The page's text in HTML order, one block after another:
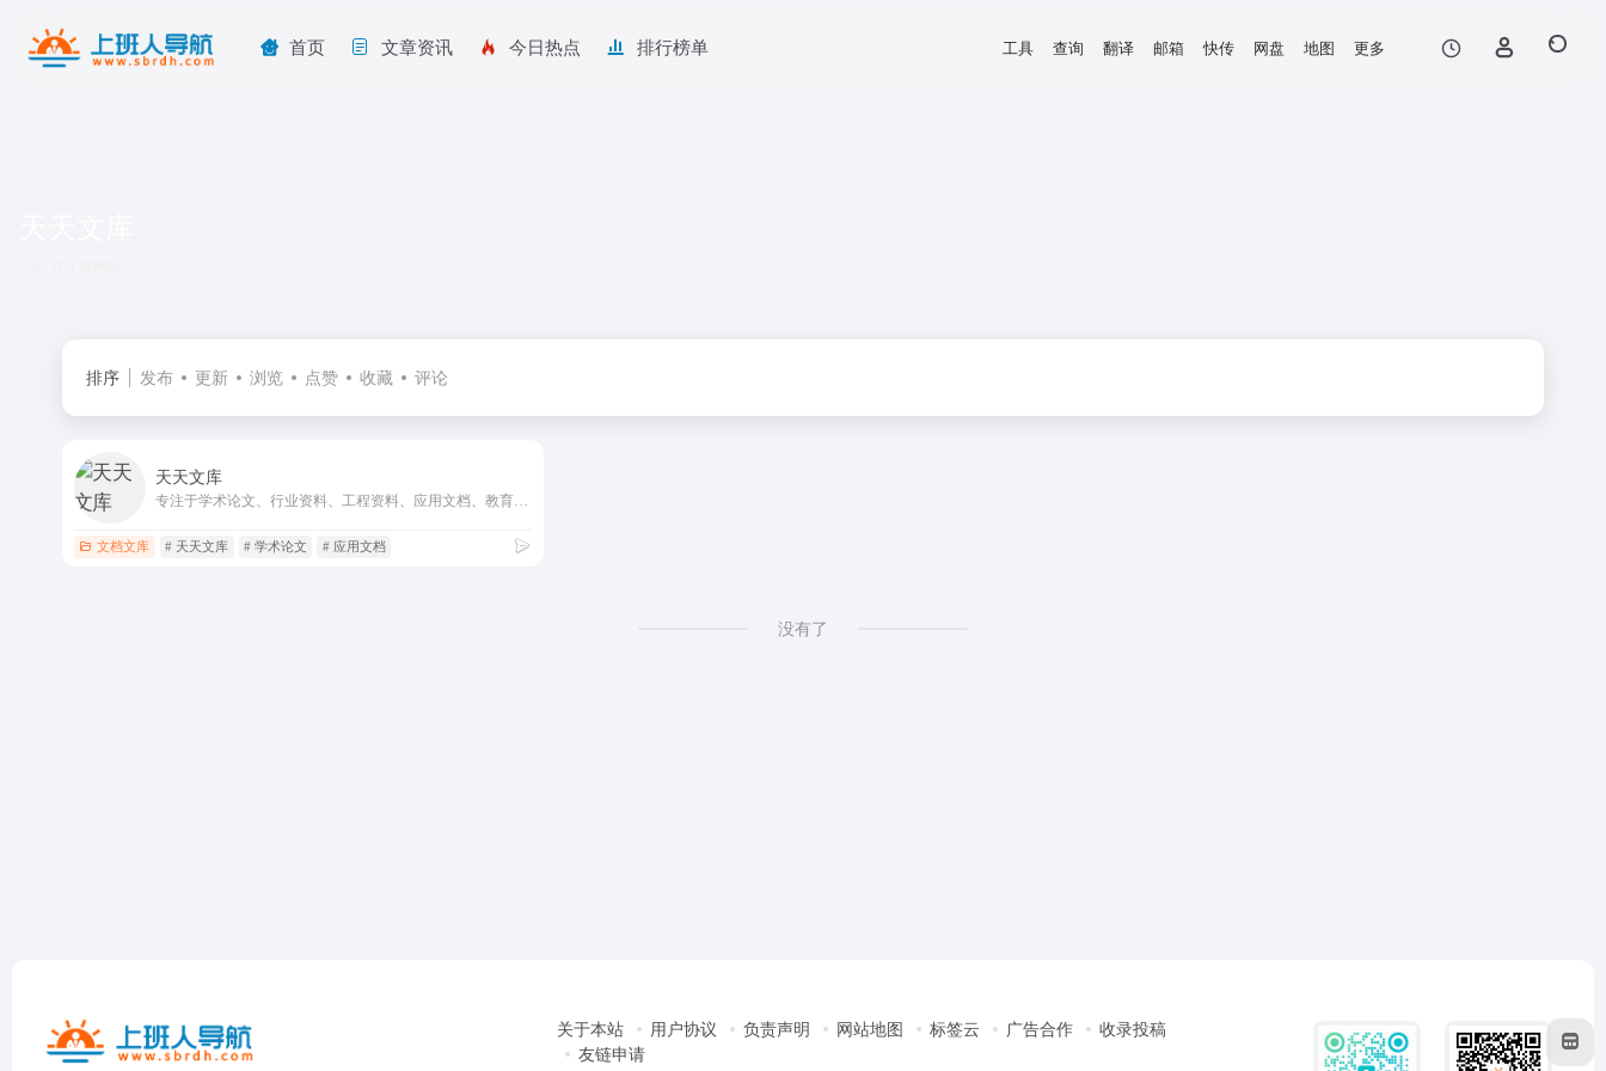
首页 文章资讯 今日热点 排行榜单 工具 查询 翻译 邮箱 快传 网盘 地图 更多
排序 发布 更新 浏览 点赞 收藏 评论
天天文库
文档文库 # 天天文库 # 学术论文 # 应用文档
没有了
关于本站 用户协议 负责声明 网站地图 标签云 广告合作
收录投稿
友链申请